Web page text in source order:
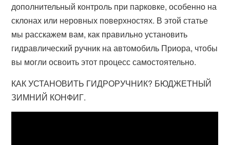
дополнительный контроль при парковке, особенно на
склонах или неровных поверхностях. В этой статье
мы расскажем вам, как правильно установить
гидравлический ручник на автомобиль Приора, чтобы
вы могли освоить этот процесс самостоятельно.
КАК УСТАНОВИТЬ ГИДРОРУЧНИК? БЮДЖЕТНЫЙ
ЗИМНИЙ КОНФИГ.